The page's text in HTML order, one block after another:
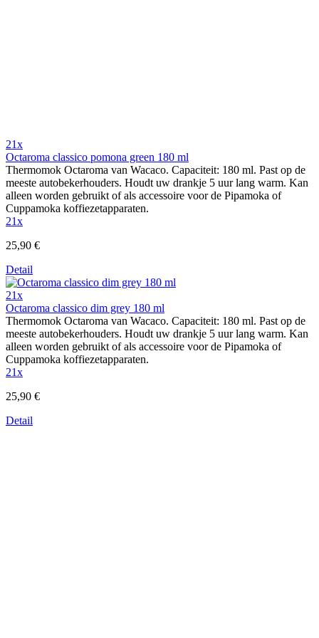
21x
Octaroma classico pomona green 180 ml
Thermomok Octaroma van Wacaco. Capaciteit: 180 ml. Past op de
meeste autobekerhouders. Houdt uw drankje 5 uur lang warm. Kan
alleen worden gebruikt of als accessoire voor de Pipamoka of
Cuppamoka koffiezetapparaten.
21x
25,90 €
Detail
21x
Octaroma classico dim grey 180 ml
Thermomok Octaroma van Wacaco. Capaciteit: 180 ml. Past op de
meeste autobekerhouders. Houdt uw drankje 5 uur lang warm. Kan
alleen worden gebruikt of als accessoire voor de Pipamoka of
Cuppamoka koffiezetapparaten.
21x
25,90 €
Detail